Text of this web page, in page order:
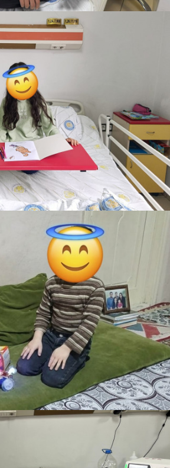
Nehir
Bekleniyor
Bisiklet
Seyit
Teslim Edildi
Kumandalı Araba